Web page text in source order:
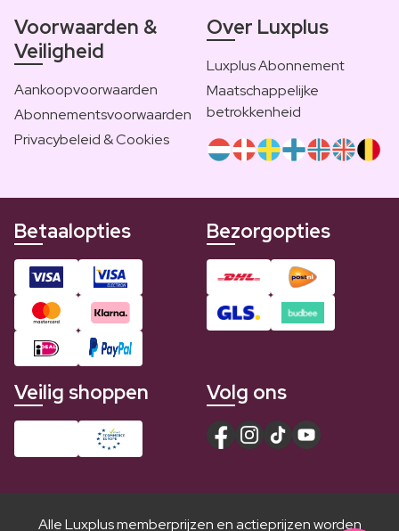
Voorwaarden &
Veiligheid
Aankoopvoorwaarden
Abonnementsvoorwaarden
Privacybeleid & Cookies
Over Luxplus
Luxplus Abonnement
Maatschappelijke
betrokkenheid
Betaalopties Bezorgopties
Veilig shoppen Volg ons
Alle Luxplus memberprijzen en actieprijzen worden